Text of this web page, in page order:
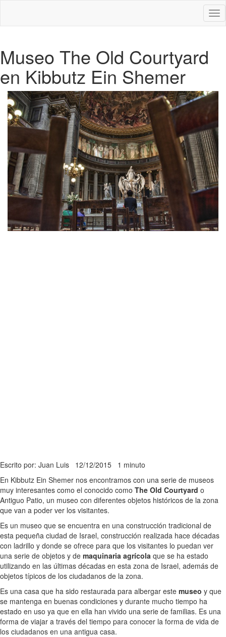
Museo The Old Courtyard
en Kibbutz Ein Shemer
Escrito por: Juan Luis 12/12/2015 1 minuto
En Kibbutz Ein Shemer nos encontramos con una serie de museos
muy interesantes como el conocido como The Old Courtyard o
Antiguo Patio, un museo con diferentes objetos históricos de la zona
que van a poder ver los visitantes.
Es un museo que se encuentra en una construcción tradicional de
esta pequeña ciudad de Israel, construcción realizada hace décadas
con ladrillo y donde se ofrece para que los visitantes lo puedan ver
una serie de objetos y de maquinaria agrícola que se ha estado
utilizando en las últimas décadas en esta zona de Israel, además de
objetos típicos de los ciudadanos de la zona.
Es una casa que ha sido restaurada para albergar este museo y que
se mantenga en buenas condiciones y durante mucho tiempo ha
estado en uso ya que en ella han vivido una serie de familias. Es una
forma de viajar a través del tiempo para conocer la forma de vida de
los ciudadanos en una antigua casa.